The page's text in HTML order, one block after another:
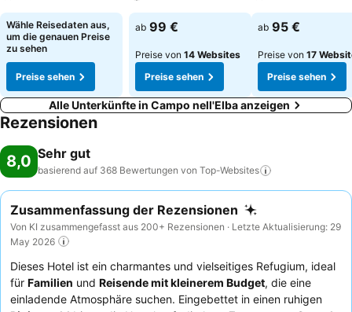
Wähle Reisedaten aus,
um die genauen Preise
zu sehen
Preise sehen
ab 99 €
Preise von 14 Websites
Preise sehen
ab 95 €
Preise von 17
Preise sehen
Alle Unterkünfte in Campo nell'Elba anzeigen
Rezensionen
8,0 Sehr gut
basierend auf 368 Bewertungen von Top-Websites
Zusammenfassung der Rezensionen
Von KI zusammengefasst aus 200+ Rezensionen · Letzte Aktualisierung: 29
May 2026
Dieses Hotel ist ein charmantes und vielseitiges Refugium, ideal
für Familien und Reisende mit kleinerem Budget, die eine
einladende Atmosphäre suchen. Eingebettet in einen ruhigen